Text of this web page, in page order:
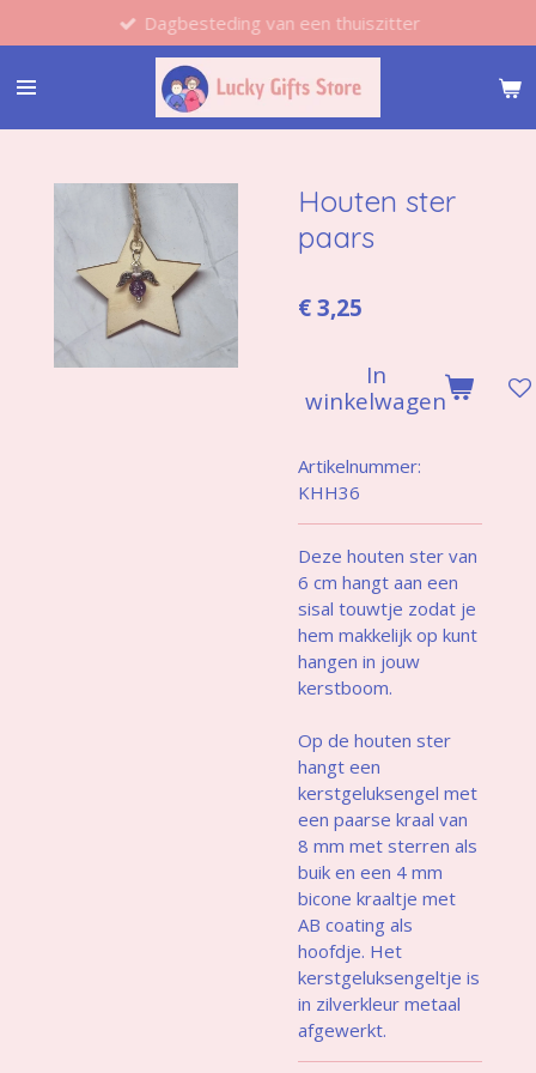
direct
naar
hoofdinhoud
Dagbesteding van een thuiszitter
Houten ster
paars
€ 3,25
In
winkelwagen
Artikelnummer:
KHH36
Deze houten ster van
6 cm hangt aan een
sisal touwtje zodat je
hem makkelijk op kunt
hangen in jouw
kerstboom.
Op de houten ster
hangt een
kerstgeluksengel met
een paarse kraal van
8 mm met sterren als
buik en een 4 mm
bicone kraaltje met
AB coating als
hoofdje. Het
kerstgeluksengeltje is
in zilverkleur metaal
afgewerkt.